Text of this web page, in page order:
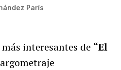
París
interesantes de “El